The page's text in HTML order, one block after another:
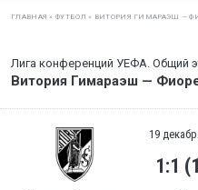
ГЛАВНАЯ »ФУТБОЛ » ВИТОРИЯ ГИМАРАЭШ —
Лига конференций УЕФА. Общий
Витория Гимараэш —
19
1:1